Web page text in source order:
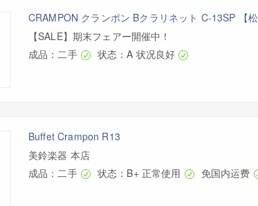
CRAMPON クランポン Bクラリネット C-13SP 【松
【SALE】期末フェアー開催中！
成品：二手
状态：A 状况良好
Buffet Crampon R13
美鈴楽器 本店
成品：二手
状态：B+ 正常使用 免国内运费